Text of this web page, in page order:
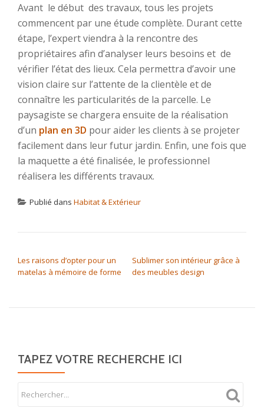
Avant le début des travaux, tous les projets
commencent par une étude complète. Durant cette
étape, l’expert viendra à la rencontre des
propriétaires afin d’analyser leurs besoins et de
vérifier l’état des lieux. Cela permettra d’avoir une
vision claire sur l’attente de la clientèle et de
connaître les particularités de la parcelle. Le
paysagiste se chargera ensuite de la réalisation
d’un plan en 3D pour aider les clients à se projeter
facilement dans leur futur jardin. Enfin, une fois que
la maquette a été finalisée, le professionnel
réalisera les différents travaux.
Publié dans Habitat & Extérieur
Les raisons d’opter pour un
matelas à mémoire de forme
Sublimer son intérieur grâce à
des meubles design
TAPEZ VOTRE RECHERCHE ICI